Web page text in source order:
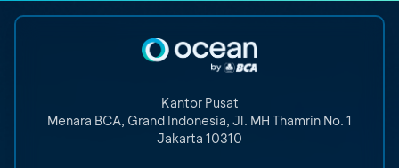
Kantor Pusat
Menara BCA, Grand Indonesia, Jl. MH Thamrin No. 1
Jakarta 10310